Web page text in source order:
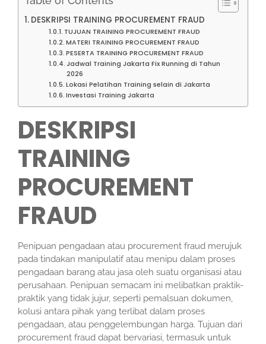
DESKRIPSI TRAINING PROCUREMENT FRAUD
TUJUAN TRAINING PROCUREMENT FRAUD
MATERI TRAINING PROCUREMENT FRAUD
PESERTA TRAINING PROCUREMENT FRAUD
Jadwal Training Jakarta Fix Running di Tahun
2026
Lokasi Pelatihan Training selain di Jakarta
Investasi Training Jakarta
DESKRIPSI
TRAINING
PROCUREMENT
FRAUD
Penipuan pengadaan atau procurement fraud merujuk
pada tindakan manipulatif atau menipu dalam proses
pengadaan barang atau jasa oleh suatu organisasi atau
perusahaan. Penipuan semacam ini melibatkan praktik-
praktik yang tidak jujur, seperti pemalsuan dokumen,
kolusi antara pihak yang terlibat dalam proses
pengadaan, atau penggelembungan harga. Tujuan dari
procurement fraud dapat bervariasi, termasuk untuk